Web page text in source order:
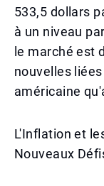
533,5 dollars
à un niveau
le marché est
nouvelles
américaine
L'Inflation et
Nouveaux